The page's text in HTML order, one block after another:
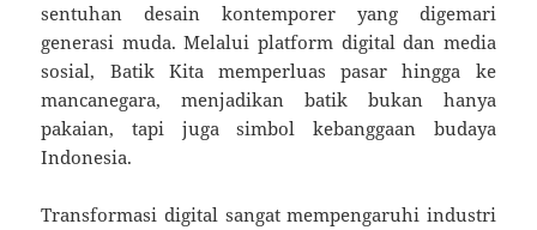
sentuhan desain kontemporer yang digemari
generasi muda. Melalui platform digital dan media
sosial, Batik Kita memperluas pasar hingga ke
mancanegara, menjadikan batik bukan hanya
pakaian, tapi juga simbol kebanggaan budaya
Indonesia.
Transformasi digital sangat mempengaruhi industri